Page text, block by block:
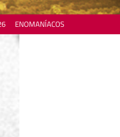
ENOMANÍACOS